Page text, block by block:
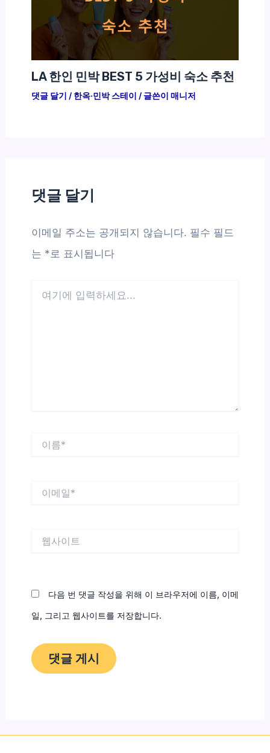
LA 한인 민박 BEST 5 가성비 숙소 추천
댓글 달기 / 한옥·민박 스테이 / 글쓴이 매니저
댓글 달기
이메일 주소는 공개되지 않습니다. 필수 필드
는 *로 표시됩니다
다음 번 댓글 작성을 위해 이 브라우저에 이름, 이메
일, 그리고 웹사이트를 저장합니다.